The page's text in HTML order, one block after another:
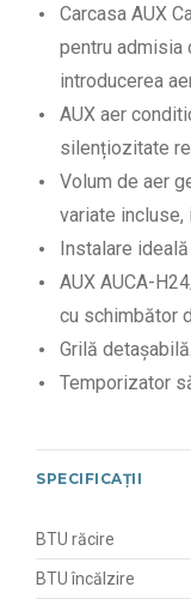
Carcasa AUX
pentru admisia
introducerea
AUX aer
silențiozitate
Volum de aer
variate incluse,
Instalare
AUX AUCA-
cu schimbător
Grilă detașabilă.
Temporizator
SPECIFICAȚII
BTU răcire
BTU încălzire